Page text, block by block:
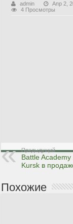
admin Апр 2,
4 Просмотры
Предыдущий
Battle
Kursk в
Похожие